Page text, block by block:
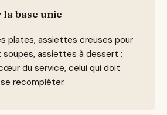
la base unie
plates, assiettes creuses pour
assiettes à dessert :
du service, celui qui doit
recompléter.